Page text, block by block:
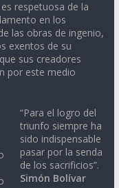
respetuosa de la
en los
las obras de ingenio,
exentos de su
sus creadores
por este medio
“Para el logro del
triunfo siempre ha
sido indispensable
pasar por la senda
de los sacrificios”.
Simón Bolívar